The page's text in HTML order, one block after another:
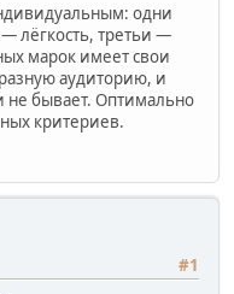
одни
лёгкость, третьи —
марок имеет свои
аудиторию, и
не бывает. Оптимально
критериев.
#1